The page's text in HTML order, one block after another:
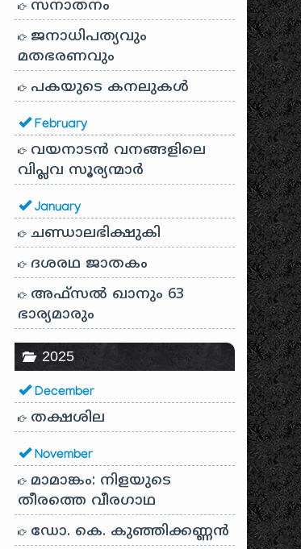
സനാതനം
ജനാധിപത്യവും
മതഭരണവും
പകയുടെ കനലുകൾ
February
വയനാടൻ വനങ്ങളിലെ
വിപ്ലവ സൂര്യന്മാർ
January
ചണ്ഡാലഭിക്ഷുകി
ദശരഥ ജാതകം
അഫ്സൽ ഖാനും 63
ഭാര്യമാരും
2025
December
തക്ഷശില
November
മാമാങ്കം: നിളയുടെ
തീരത്തെ വീരഗാഥ
ഡോ. കെ. കുഞ്ഞിക്കണ്ണൻ